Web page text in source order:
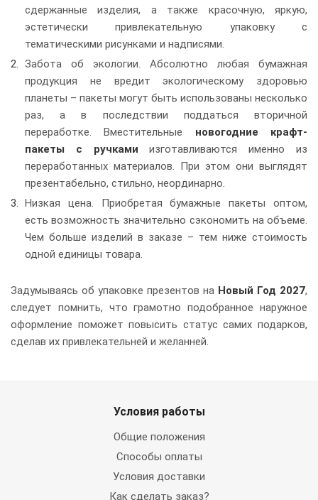
сдержанные изделия, а также красочную, яркую,
эстетически привлекательную упаковку с
тематическими рисунками и надписями.
Забота об экологии. Абсолютно любая бумажная
продукция не вредит экологическому здоровью
планеты – пакеты могут быть использованы несколько
раз, а в последствии поддаться вторичной
переработке. Вместительные новогодние крафт-
пакеты с ручками изготавливаются именно из
переработанных материалов. При этом они выглядят
презентабельно, стильно, неординарно.
Низкая цена. Приобретая бумажные пакеты оптом,
есть возможность значительно сэкономить на объеме.
Чем больше изделий в заказе – тем ниже стоимость
одной единицы товара.
Задумываясь об упаковке презентов на Новый Год 2027,
следует помнить, что грамотно подобранное наружное
оформление поможет повысить статус самих подарков,
сделав их привлекательней и желанней.
Условия работы
Общие положения
Способы оплаты
Условия доставки
Как сделать заказ?